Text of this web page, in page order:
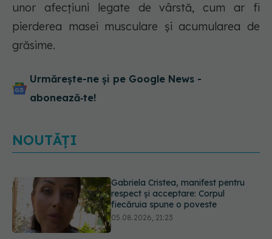
unor afecțiuni legate de vârstă, cum ar fi
pierderea masei musculare și acumularea de
grăsime.
Urmărește-ne și pe Google News -
abonează‑te!
NOUTĂȚI
Prof. dr. Valeriu Gheorghiță intră în
Board-ul Editorial al revistei
Scientific Reports, din Nature
Portfolio